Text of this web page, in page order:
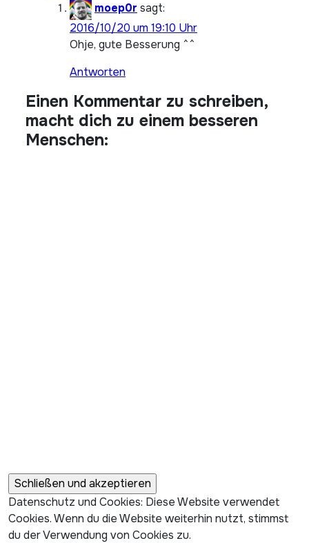
moep0r sagt:
2016/10/20 um 19:10 Uhr
Ohje, gute Besserung ^^
Antworten
Einen Kommentar zu schreiben,
macht dich zu einem besseren
Menschen:
Datenschutz und Cookies: Diese Website verwendet
Cookies. Wenn du die Website weiterhin nutzt, stimmst
du der Verwendung von Cookies zu.